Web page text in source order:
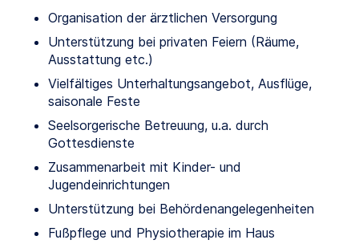
Organisation der ärztlichen Versorgung
Unterstützung bei privaten Feiern (Räume,
Ausstattung etc.)
Vielfältiges Unterhaltungsangebot, Ausflüge,
saisonale Feste
Seelsorgerische Betreuung, u.a. durch
Gottesdienste
Zusammenarbeit mit Kinder- und
Jugendeinrichtungen
Unterstützung bei Behördenangelegenheiten
Fußpflege und Physiotherapie im Haus